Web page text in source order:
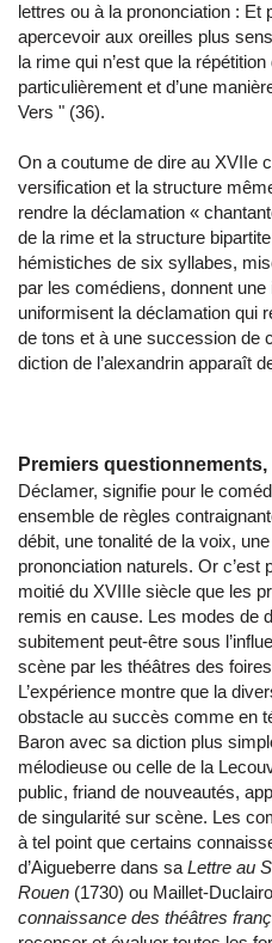
lettres ou à la prononciation : Et
apercevoir aux oreilles plus
la rime qui n’est que la
particulièrement et d’une
Vers " (36).
On a coutume de dire au XVIIe
versification et la structure
rendre la déclamation «
de la rime et la structure
hémistiches de six syllabes,
par les comédiens, donnent
uniformisent la déclamation qui
de tons et à une succession de
diction de l’alexandrin apparaît
Premiers
Déclamer, signifie pour le
ensemble de règles
débit, une tonalité de la voix,
prononciation naturels. Or
moitié du XVIIIe siècle que les
remis en cause. Les modes de
subitement peut-être sous
scène par les théâtres des
L’expérience montre que la
obstacle au succès comme en
Baron avec sa diction plus
mélodieuse ou celle de la
public, friand de nouveautés,
de singularité sur scène. Les
à tel point que certains
d’Aigueberre dans sa Lettre au
Rouen (1730) ou Maillet-
connaissance des théâtres